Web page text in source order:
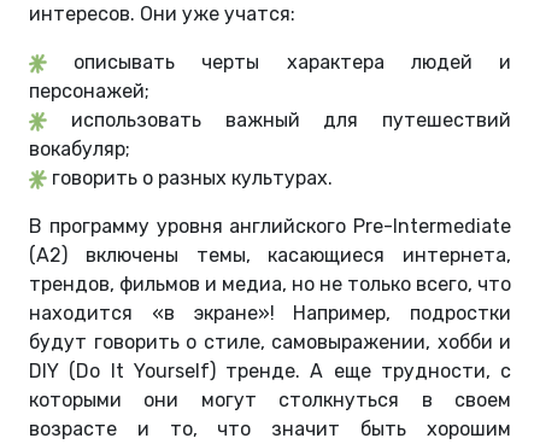
интересов. Они уже учатся:
описывать черты характера людей и
персонажей;
использовать важный для путешествий
вокабуляр;
говорить о разных культурах.
В программу уровня английского Pre-Intermediate
(A2) включены темы, касающиеся интернета,
трендов, фильмов и медиа, но не только всего, что
находится «в экране»! Например, подростки
будут говорить о стиле, самовыражении, хобби и
DIY (Do It Yourself) тренде. А еще трудности, с
которыми они могут столкнуться в своем
возрасте и то, что значит быть хорошим